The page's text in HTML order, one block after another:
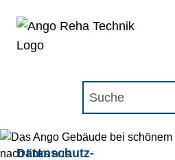
Suchen nach:
Datenschutz­